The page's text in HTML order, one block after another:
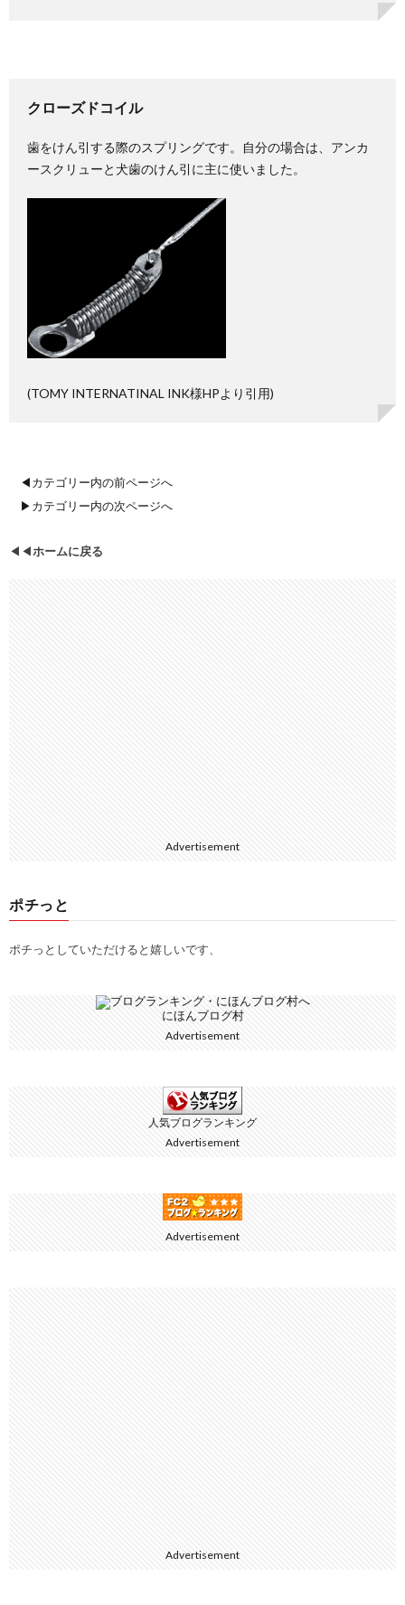
クローズドコイル
歯をけん引する際のスプリングです。自分の場合は、アンカ
ースクリューと犬歯のけん引に主に使いました。
(TOMY INTERNATINAL INK様HPより引用)
◀カテゴリー内の前ページへ
▶カテゴリー内の次ページへ
◀◀ホームに戻る
Advertisement
ポチっと
ポチっとしていただけると嬉しいです、
にほんブログ村
Advertisement
人気ブログランキング
Advertisement
Advertisement
Advertisement